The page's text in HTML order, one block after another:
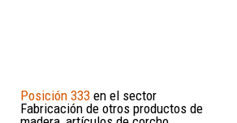
Posición 333 en el sector
Fabricación de otros productos de